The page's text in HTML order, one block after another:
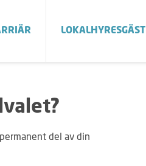
LOKALHYRESGÄST
del av din